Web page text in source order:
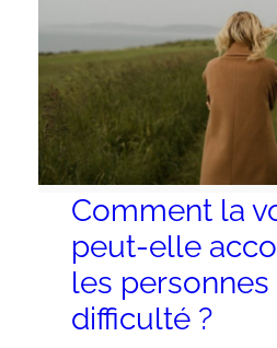
Comment la
peut-elle
les personnes
difficulté ?